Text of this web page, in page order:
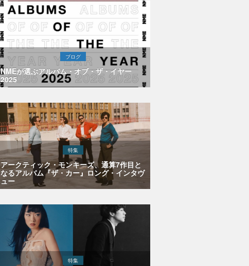
ブログ
NMEが選ぶアルバム・オブ・ザ・イヤー
2025
特集
アークティック・モンキーズ、通算7作目と
なるアルバム『ザ・カー』ロング・インタヴ
ュー
特集